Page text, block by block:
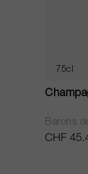
75cl
Barons
CHF